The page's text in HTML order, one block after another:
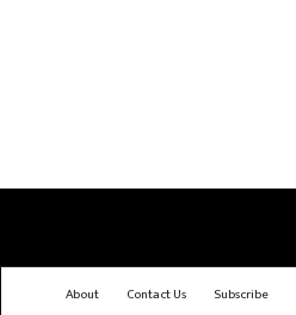
About Contact Us Subscribe